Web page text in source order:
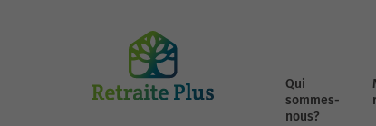
Qui
sommes-
nous?